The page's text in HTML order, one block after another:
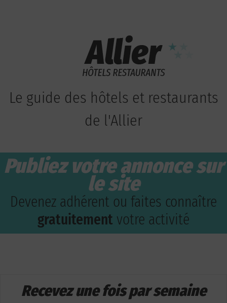
Le guide des hôtels et restaurants
de l'Allier
Publiez votre annonce sur
le site
Devenez adhérent ou faites connaître
gratuitement votre activité
Recevez une fois par semaine